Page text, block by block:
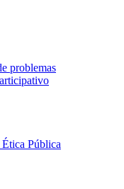
problemas
Pública